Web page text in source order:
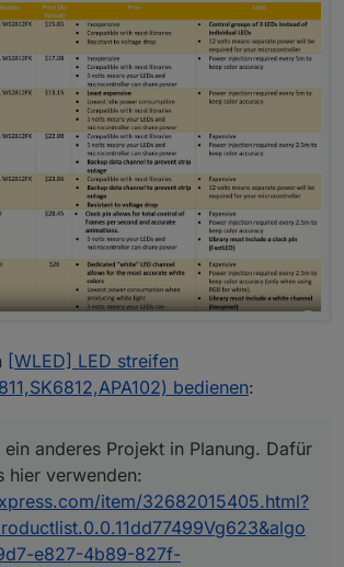
[WLED] LED streifen
bedienen:
anderes Projekt in Planung. Dafür
hier verwenden:
item/32682015405.html?
e827-4b89-827f-